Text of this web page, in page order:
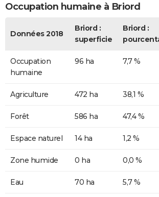
Occupation humaine à Briord
Données 2018
Briord :
superficie
Briord :
Occupation
humaine
96 ha 7,7 %
Agriculture 472 ha 38,1 %
Forêt 586 ha 47,4 %
Espace naturel 14 ha 1,2 %
Zone humide 0 ha 0,0 %
Eau 70 ha 5,7 %